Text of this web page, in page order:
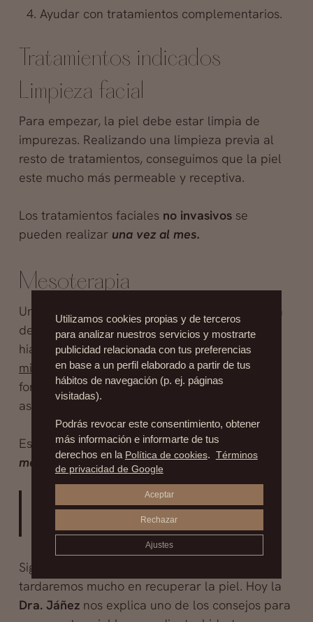
Ayudar con tratamientos complementarios.
Tratamientos indicados
Limpieza facial
Para empezar, la piel debe estar limpia de
impurezas. Realizando una limpieza previa al
resto de tratamientos, conseguimos que la piel
este mucho más permeable y receptiva.
Los tratamientos faciales no invasivosse
pueden realizaruna vez al mes.
Mesoterapia
Uno de los tratamientos más eficaces contra la
deshidratación facial es el ácido
hialurónico.Este, aplicado en la piel mediante
microinyecciones , hidrata y recupera la piel de
forma rápida y eficaz, dándole un mejor
aspecto.
Este tratamiento se debe realiza cada
meses.
Cada piel es distinta, un buen
asesoramiento es la clave.
Siguiendo los consejos adecuados, no
tardaremos mucho en recuperar la piel. Hoy la
Dra. Jáñeznos explica uno de los consejos para
Utilizamos cookies propias y de terceros
para analizar nuestros servicios y mostrarte
publicidad relacionada con tus preferencias
en base a un perfil elaborado a partir de tus
hábitos de navegación (p. ej. páginas
visitadas).
Podrás revocar este consentimiento, obtener
más información e informarte de tus
derechos en la Política de cookies. Términos
de privacidad de Google
Aceptar
Rechazar
Ajustes